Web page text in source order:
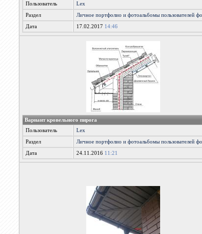
Пользователь
Lex
Раздел Личное портфолио и фотоальбомы пользователей
Дата 17.02.2017 14:46
Вариант кровельного пирога
Пользователь
Lex
Раздел Личное портфолио и фотоальбомы пользователей
Дата 24.11.2016 11:21